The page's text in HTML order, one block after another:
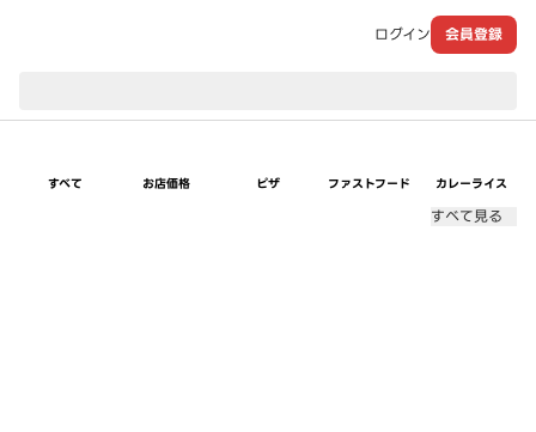
ログイン 会員登録
すべて お店価格 ピザ ファストフード カレーライス
すべて見る